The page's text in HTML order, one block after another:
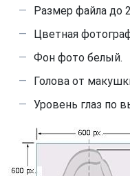
Размер файла до
Цветная
Фон фото белый.
Голова от
Уровень глаз по